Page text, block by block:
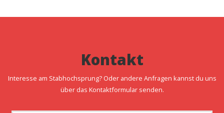
Kontakt
Interesse am Stabhochsprung? Oder andere Anfragen kannst du uns
über das Kontaktformular senden.